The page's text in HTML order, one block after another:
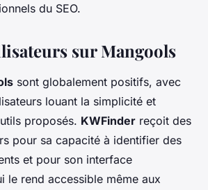
du SEO.
sur Mangools
sont globalement positifs, avec
louant la simplicité et
proposés. KWFinder reçoit des
pour sa capacité à identifier des
et pour son interface
le rend accessible même aux